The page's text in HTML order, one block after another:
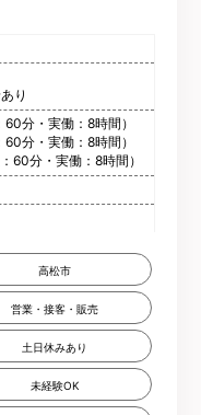
り
分・実働：8時間）
分・実働：8時間）
60分・実働：8時間）
高松市
営業・接客・販売
土日休みあり
未経験OK